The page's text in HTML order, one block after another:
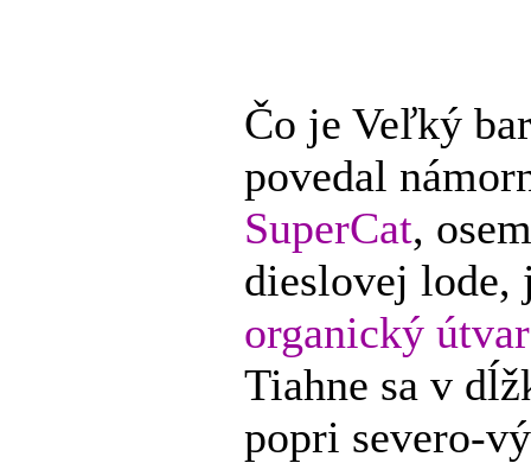
Čo je Veľký
povedal
SuperCat,
dieslovej
organický
Tiahne sa v
popri severo-